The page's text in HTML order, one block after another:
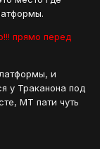
прямо перед
и
у Траканона под
МТ пати чуть